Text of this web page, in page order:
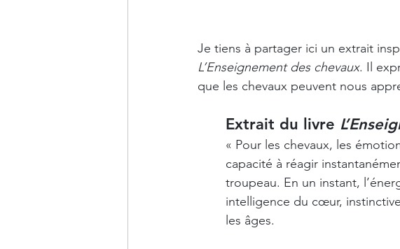
Je tiens à partager ici un extrait
L’Enseignement des chevaux. Il
que les chevaux peuvent nous
Extrait du livre
« Pour les chevaux, les
capacité à réagir
troupeau. En un instant,
intelligence du cœur,
les âges.